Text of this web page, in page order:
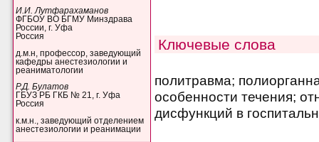
И.И. Лутфарахаманов
ФГБОУ ВО БГМУ Минздрава
России, г. Уфа
Россия
д.м.н, профессор, заведующий
кафедры анестезиологии и
реаниматологии
Р.Д. Булатов
ГБУЗ РБ ГКБ № 21, г. Уфа
Россия
к.м.н., заведующий отделением
анестезиологии и реанимации
Ключевые слова
политравма;
особенности течения;
дисфункций в